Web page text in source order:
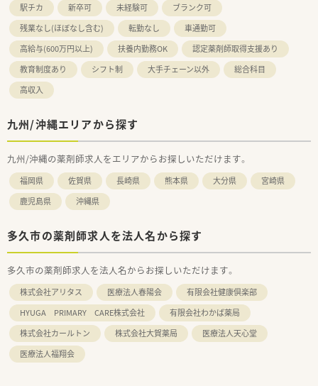
駅チカ 新卒可 未経験可
ブランク可
残業なし(ほぼなし含む)
転勤なし
車通勤可
高給与(600万円以上)
扶養内勤務OK
認定薬剤師取得支援あり
教育制度あり
シフト制 大手チェーン以外
総合科目
高収入
九州/沖縄エリアから探す
九州/沖縄の薬剤師求人をエリアからお探しいただけます。
福岡県 佐賀県 長崎県 熊本県 大分県
宮崎県
鹿児島県
沖縄県
多久市の薬剤師求人を法人名から探す
多久市の薬剤師求人を法人名からお探しいただけます。
株式会社アリタス 医療法人春陽会
有限会社健康倶楽部
HYUGA PRIMARY CARE株式会社
有限会社わかば薬局
株式会社カールトン
株式会社大賀薬局
医療法人天心堂
医療法人福翔会